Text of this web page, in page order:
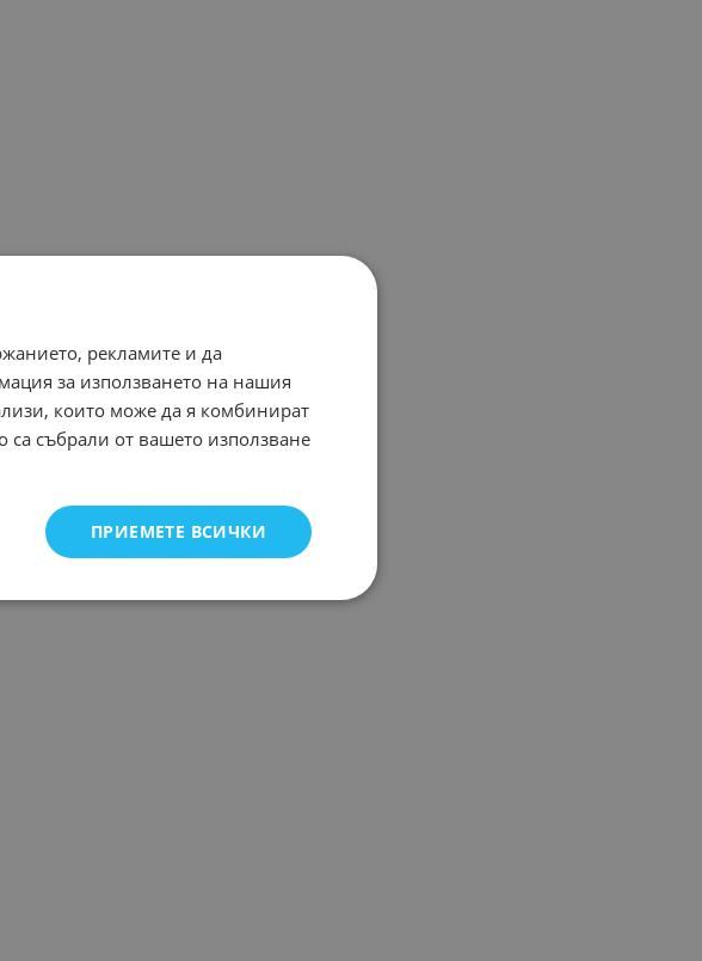
рекламите и да
за използването на нашия
които може да я комбинират
са събрали от вашето използване
ПРИЕМЕТЕ ВСИЧКИ